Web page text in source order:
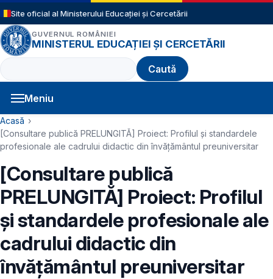
Sari la conținutul principal
Site oficial al Ministerului Educației și Cercetării
GUVERNUL ROMÂNIEI
MINISTERUL EDUCAȚIEI ȘI CERCETĂRII
Caută
Meniu
Navigație principală
Cale de navigare
Acasă
[Consultare publică PRELUNGITĂ] Proiect: Profilul și standardele
profesionale ale cadrului didactic din învățământul preuniversitar
[Consultare publică
PRELUNGITĂ] Proiect: Profilul
și standardele profesionale ale
cadrului didactic din
învățământul preuniversitar